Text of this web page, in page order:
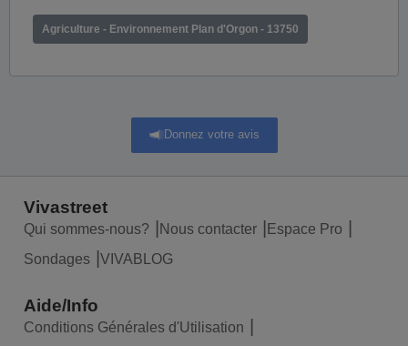
Agriculture - Environnement Plan d'Orgon - 13750
Donnez votre avis
Vivastreet
Qui sommes-nous? Nous contacter
Espace Pro
Sondages
VIVABLOG
Aide/Info
Conditions Générales d'Utilisation